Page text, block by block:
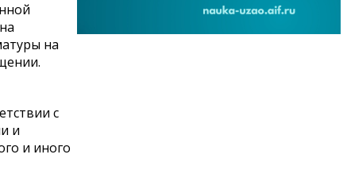
на
с
и
и иного